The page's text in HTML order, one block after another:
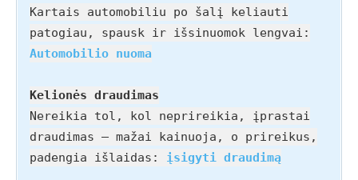
Kartais automobiliu po šalį keliauti
patogiau, spausk ir išsinuomok lengvai:
Automobilio nuoma
Kelionės draudimas
Nereikia tol, kol neprireikia, įprastai
draudimas – mažai kainuoja, o prireikus,
padengia išlaidas: įsigyti draudimą